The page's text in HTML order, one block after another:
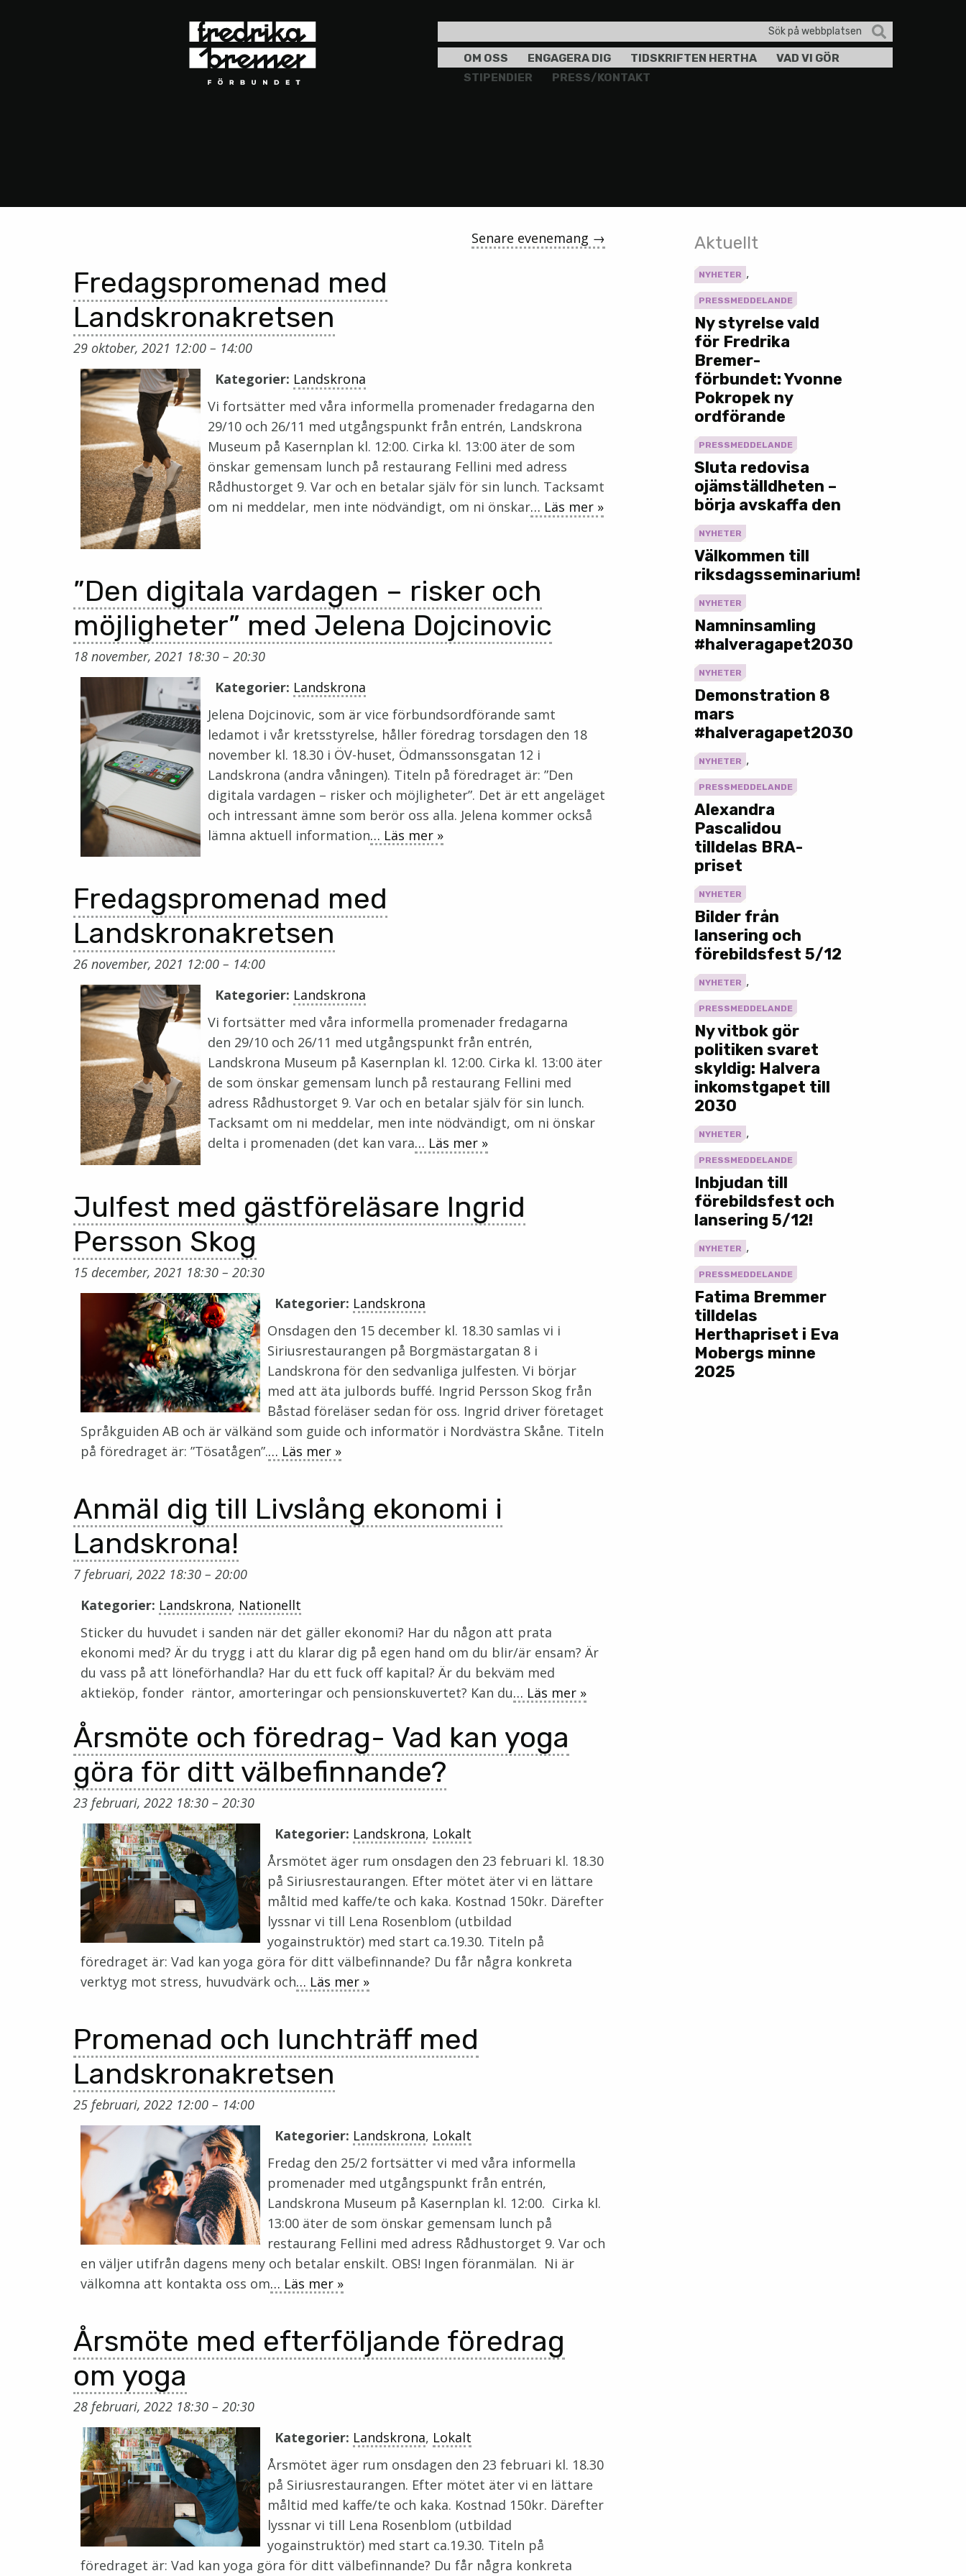
efter:
OM OSS ENGAGERA DIG TIDSKRIFTEN HERTHA
VAD VI GÖR
STIPENDIER
PRESS/KONTAKT
Senare evenemang →
Fredagspromenad med
Landskronakretsen
29 oktober, 2021 12:00– 14:00
Kategorier: Landskrona
Vi fortsätter med våra informella promenader fredagarna den
29/10 och 26/11 med utgångspunkt från entrén, Landskrona
Museum på Kasernplan kl. 12:00. Cirka kl. 13:00 äter de som
önskar gemensam lunch på restaurang Fellini med adress
Rådhustorget 9. Var och en betalar själv för sin lunch. Tacksamt
om ni meddelar, men inte nödvändigt, om ni önskar… Läs mer »
”Den digitala vardagen – risker och
möjligheter” med Jelena Dojcinovic
18 november, 2021 18:30– 20:30
Kategorier: Landskrona
Jelena Dojcinovic, som är vice förbundsordförande samt
ledamot i vår kretsstyrelse, håller föredrag torsdagen den 18
november kl. 18.30 i ÖV-huset, Ödmanssonsgatan 12 i
Landskrona (andra våningen). Titeln på föredraget är: ”Den
digitala vardagen – risker och möjligheter”. Det är ett angeläget
och intressant ämne som berör oss alla. Jelena kommer också
lämna aktuell information… Läs mer »
Fredagspromenad med
Landskronakretsen
26 november, 2021 12:00– 14:00
Kategorier: Landskrona
Vi fortsätter med våra informella promenader fredagarna
den 29/10 och 26/11 med utgångspunkt från entrén,
Landskrona Museum på Kasernplan kl. 12:00. Cirka kl. 13:00 äter
de som önskar gemensam lunch på restaurang Fellini med
adress Rådhustorget 9. Var och en betalar själv för sin lunch.
Tacksamt om ni meddelar, men inte nödvändigt, om ni önskar
delta i promenaden (det kan vara… Läs mer »
Julfest med gästföreläsare Ingrid
Persson Skog
15 december, 2021 18:30– 20:30
Kategorier: Landskrona
Onsdagen den 15 december kl. 18.30 samlas vi i
Siriusrestaurangen på Borgmästargatan 8 i
Landskrona för den sedvanliga julfesten. Vi börjar
med att äta julbords buffé. Ingrid Persson Skog från
Båstad föreläser sedan för oss. Ingrid driver företaget
Språkguiden AB och är välkänd som guide och informatör i Nordvästra Skåne. Titeln
på föredraget är: ”Tösatågen”.… Läs mer »
Anmäl dig till Livslång ekonomi i
Landskrona!
7 februari, 2022 18:30– 20:00
Kategorier: Landskrona, Nationellt
Sticker du huvudet i sanden när det gäller ekonomi? Har du någon att prata
ekonomi med? Är du trygg i att du klarar dig på egen hand om du blir/är ensam? Är
du vass på att löneförhandla? Har du ett fuck off kapital? Är du bekväm med
aktieköp, fonder räntor, amorteringar och pensionskuvertet? Kan du… Läs mer »
Årsmöte och föredrag- Vad kan yoga
göra för ditt välbefinnande?
23 februari, 2022 18:30– 20:30
Kategorier: Landskrona, Lokalt
Årsmötet äger rum onsdagen den 23 februari kl. 18.30
på Siriusrestaurangen. Efter mötet äter vi en lättare
måltid med kaffe/te och kaka. Kostnad 150kr. Därefter
lyssnar vi till Lena Rosenblom (utbildad
yogainstruktör) med start ca.19.30. Titeln på
föredraget är: Vad kan yoga göra för ditt välbefinnande? Du får några konkreta
verktyg mot stress, huvudvärk och… Läs mer »
Promenad och lunchträff med
Landskronakretsen
25 februari, 2022 12:00– 14:00
Kategorier: Landskrona, Lokalt
Fredag den 25/2 fortsätter vi med våra informella
promenader med utgångspunkt från entrén,
Landskrona Museum på Kasernplan kl. 12:00. Cirka kl.
13:00 äter de som önskar gemensam lunch på
restaurang Fellini med adress Rådhustorget 9. Var och
en väljer utifrån dagens meny och betalar enskilt. OBS! Ingen föranmälan. Ni är
välkomna att kontakta oss om… Läs mer »
Årsmöte med efterföljande föredrag
om yoga
28 februari, 2022 18:30– 20:30
Kategorier: Landskrona, Lokalt
Årsmötet äger rum onsdagen den 23 februari kl. 18.30
på Siriusrestaurangen. Efter mötet äter vi en lättare
måltid med kaffe/te och kaka. Kostnad 150kr. Därefter
lyssnar vi till Lena Rosenblom (utbildad
yogainstruktör) med start ca.19.30. Titeln på
föredraget är: Vad kan yoga göra för ditt välbefinnande? Du får några konkreta
Aktuellt
NYHETER ,
PRESSMEDDELANDE
Ny styrelse vald
för Fredrika
Bremer-
förbundet: Yvonne
Pokropek ny
ordförande
PRESSMEDDELANDE
Sluta redovisa
ojämställdheten –
börja avskaffa den
NYHETER
Välkommen till
riksdagsseminarium!
NYHETER
Namninsamling
#halveragapet2030
NYHETER
Demonstration 8
mars
#halveragapet2030
NYHETER ,
PRESSMEDDELANDE
Alexandra
Pascalidou
tilldelas BRA-
priset
NYHETER
Bilder från
lansering och
förebildsfest 5/12
NYHETER ,
PRESSMEDDELANDE
Ny vitbok gör
politiken svaret
skyldig: Halvera
inkomstgapet till
2030
NYHETER ,
PRESSMEDDELANDE
Inbjudan till
förebildsfest och
lansering 5/12!
NYHETER ,
PRESSMEDDELANDE
Fatima Bremmer
tilldelas
Herthapriset i Eva
Mobergs minne
2025